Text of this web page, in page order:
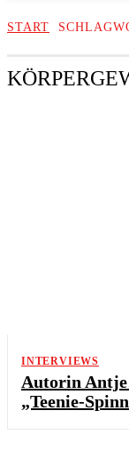
START
INTERVIEWS
Autorin
„Teenie-